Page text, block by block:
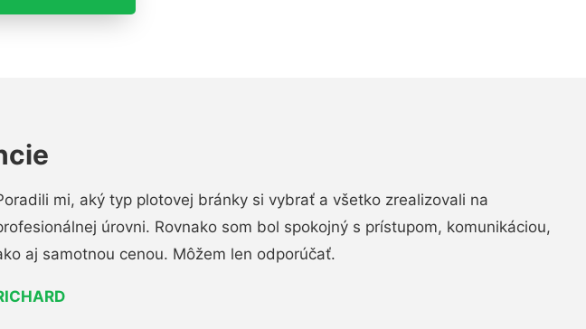
mi, aký typ plotovej bránky si vybrať a všetko zrealizovali na
úrovni. Rovnako som bol spokojný s prístupom, komunikáciou,
aj samotnou cenou. Môžem len odporúčať.